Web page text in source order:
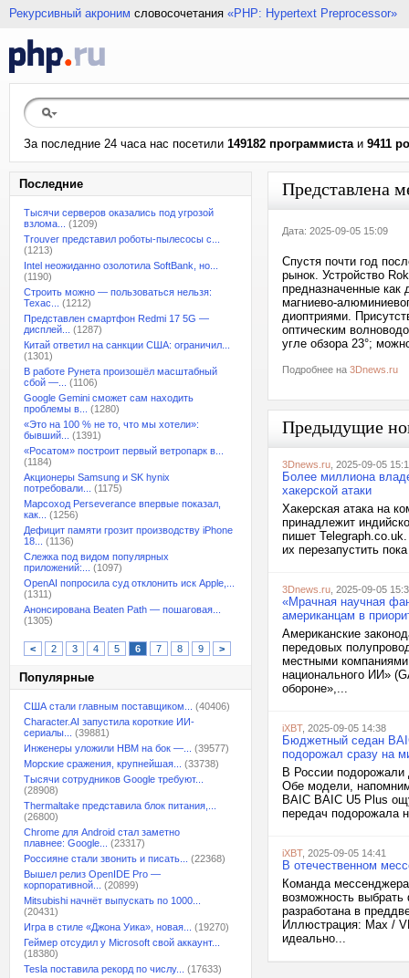
Рекурсивный акроним словосочетания «PHP: Hypertext Preprocessor»
За последние 24 часа нас посетили 149182 программистаи 9411
Последние
Тысячи серверов оказались под угрозой
взлома...
(1209)
Trouver представил роботы-пылесосы с...
(1213)
Intel неожиданно озолотила SoftBank, но...
(1190)
Строить можно — пользоваться нельзя:
Техас...
(1212)
Представлен смартфон Redmi 17 5G —
дисплей...
(1287)
Китай ответил на санкции США: ограничил...
(1301)
В работе Рунета произошёл масштабный
сбой —...
(1106)
Google Gemini сможет сам находить
проблемы в...
(1280)
«Это на 100 % не то, что мы хотели»:
бывший...
(1391)
«Росатом» построит первый ветропарк в...
(1184)
Акционеры Samsung и SK hynix
потребовали...
(1175)
Марсоход Perseverance впервые показал,
как...
(1256)
Дефицит памяти грозит производству iPhone
18...
(1136)
Слежка под видом популярных
приложений:...
(1097)
OpenAI попросила суд отклонить иск Apple,...
(1311)
Анонсирована Beaten Path — пошаговая...
(1305)
< 2 3 4 5 6 7 8 9 >
Популярные
США стали главным поставщиком...
(40406)
Character.AI запустила короткие ИИ-
сериалы...
(39881)
Инженеры уложили HBM на бок —...
(39577)
Морские сражения, крупнейшая...
(33738)
Тысячи сотрудников Google требуют...
(28908)
Thermaltake представила блок питания,...
(26800)
Chrome для Android стал заметно
плавнее: Google...
(23317)
Россияне стали звонить и писать...
(22368)
Вышел релиз OpenIDE Pro —
корпоративной...
(20899)
Mitsubishi начнёт выпускать по 1000...
(20431)
Игра в стиле «Джона Уика», новая...
(19270)
Геймер отсудил у Microsoft свой аккаунт...
(18380)
Tesla поставила рекорд по числу...
(17633)
Представлена
Дата: 2025-09-05 15:09
Спустя почти год
рынок. Устройство
предназначенные
магниево-
диоптриями.
оптическим
угле обзора 23°;
Подробнее на 3Dnews.ru
Предыдущие
3Dnews.ru , 2025-09-05
Более миллиона
хакерской атаки
Хакерская атака на
принадлежит
пишет
их перезапустить
3Dnews.ru , 2025-09-05
«Мрачная научная
американцам в
Американские
передовых
местными
национального ИИ»
обороне»,...
iXBT, 2025-09-05 14:38
Бюджетный седан
подорожал сразу на
В России
Обе модели,
BAIC BAIC U5 Plus
передач подорожала
iXBT, 2025-09-05 14:41
В отечественном
Команда
возможность
разработана в
Иллюстрация: Max /
идеально...